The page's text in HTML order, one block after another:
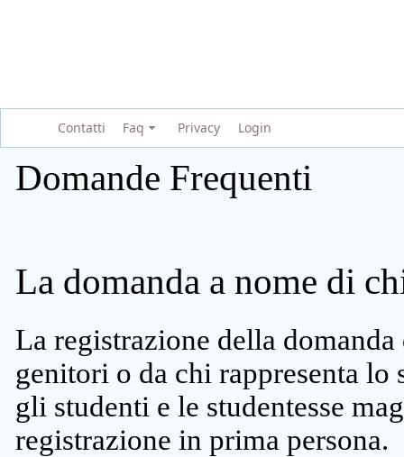
Contatti Faq Privacy Login
Domande Frequenti
La domanda a nome di
La registrazione della
genitori o da chi rappresenta lo
gli studenti e le studentesse
registrazione in prima persona.